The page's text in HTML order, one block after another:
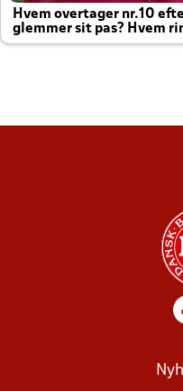
Hvem overtager nr.10
glemmer sit pas? Hvem
altid til efter kampe?